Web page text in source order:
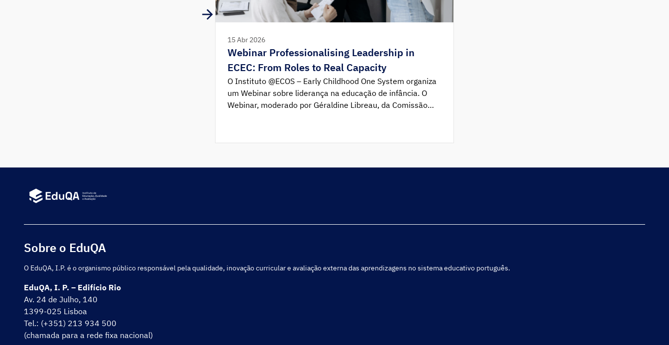
15 Abr 2026
Webinar Professionalising Leadership in
ECEC: From Roles to Real Capacity
O Instituto @ECOS – Early Childhood One System organiza
um Webinar sobre liderança na educação de infância. O
Webinar, moderado por Géraldine Libreau, da Comissão
Trabalho da Comissão Europeia sobre educação de infância
Sobre o EduQA
O EduQA, I.P. é o organismo público responsável pela qualidade, inovação curricular e avaliação externa das aprendizagens no sistema educativo português.
EduQA, I. P. – Edifício Rio
Av. 24 de Julho, 140
1399-025 Lisboa
Tel.: (+351) 213 934 500
(chamada para a rede fixa nacional)